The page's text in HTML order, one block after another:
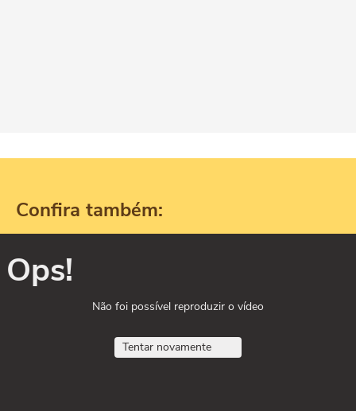
Confira também:
Ops!
Não foi possível reproduzir o vídeo
Tentar novamente